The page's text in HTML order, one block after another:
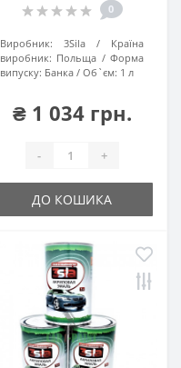
0
Виробник: 3Sila
Країна
виробник: Польща
Форма
випуску: Банка Об`єм: 1 л
₴ 1 034 грн.
- +
ДО КОШИКА